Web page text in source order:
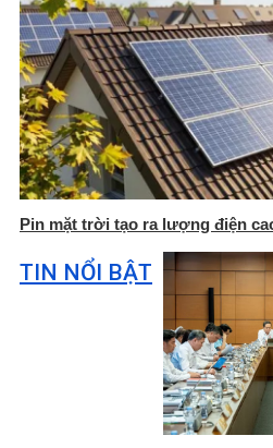
Pin mặt trời tạo ra lượng điện
TIN NỔI BẬT